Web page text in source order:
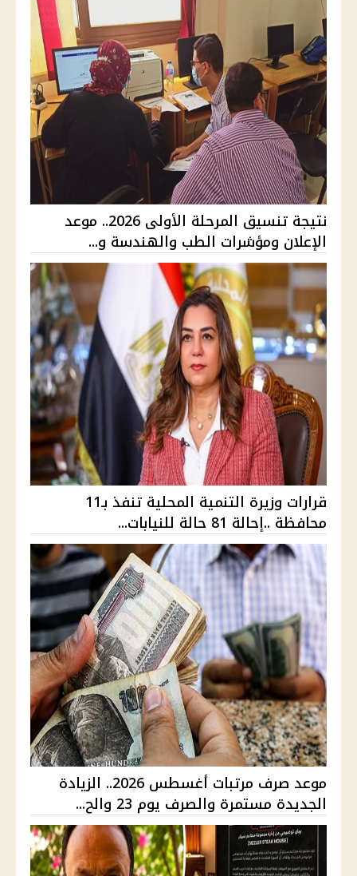
نتيجة تنسيق المرحلة الأولى 2026.. موعد
الإعلان ومؤشرات الطب والهندسة و...
قرارات وزيرة التنمية المحلية تنفذ بـ11
محافظة ..إحالة 81 حالة للنيابات...
موعد صرف مرتبات أغسطس 2026.. الزيادة
الجديدة مستمرة والصرف يوم 23 والح...